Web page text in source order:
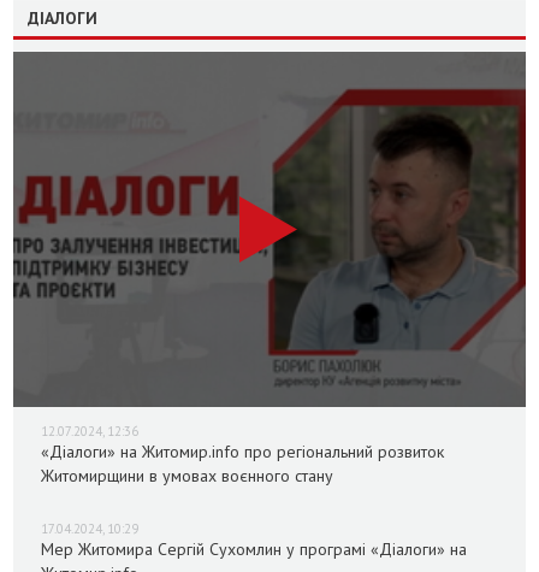
ДІАЛОГИ
12.07.2024, 12:36
«Діалоги» на Житомир.info про регіональний розвиток
Житомирщини в умовах воєнного стану
17.04.2024, 10:29
Мер Житомира Сергій Сухомлин у програмі «Діалоги» на